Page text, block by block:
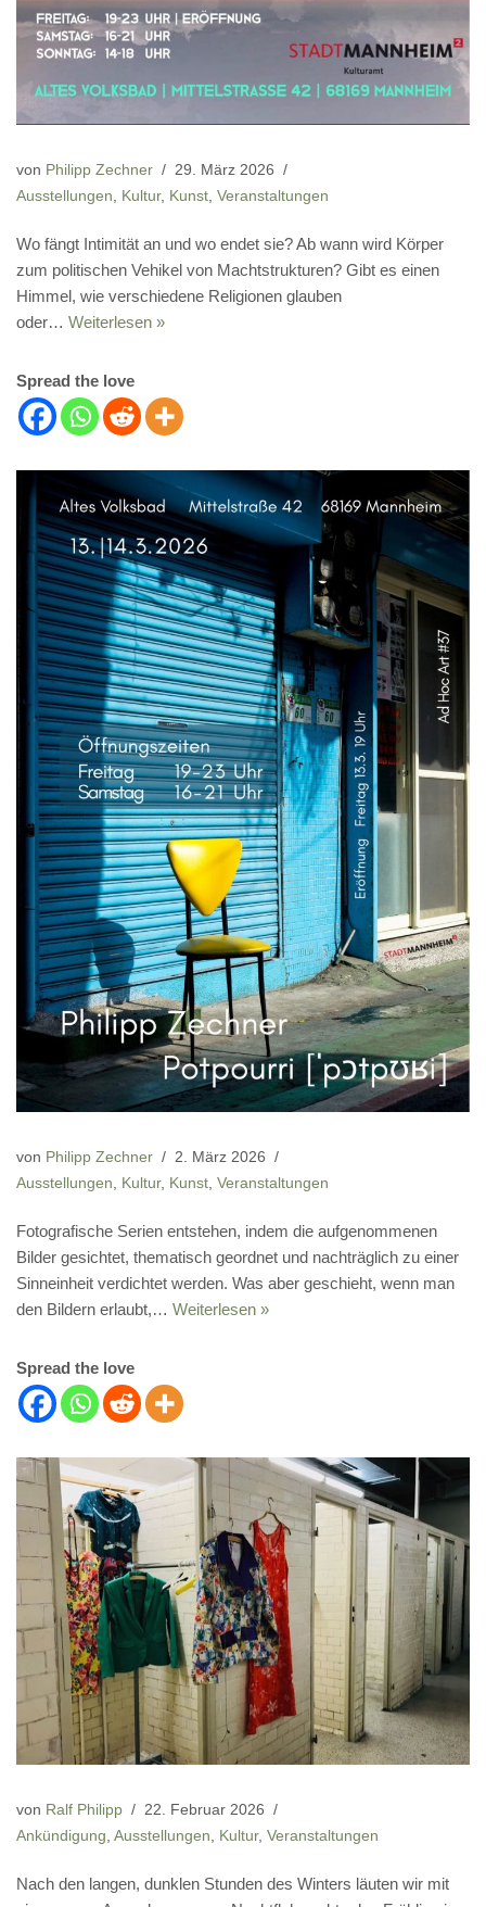
von Philipp Zechner
29. März 2026
Ausstellungen
Kultur, Kunst Veranstaltungen
Wo fängt Intimität an und wo endet sie? Ab wann wird Körper
zum politischen Vehikel von Machtstrukturen? Gibt es einen
Himmel, wie verschiedene Religionen glauben
oder… Weiterlesen »
Spread the love
von Philipp Zechner
2. März 2026
Ausstellungen
Kultur, Kunst Veranstaltungen
Fotografische Serien entstehen, indem die aufgenommenen
Bilder gesichtet, thematisch geordnet und nachträglich zu einer
Sinneinheit verdichtet werden. Was aber geschieht, wenn man
den Bildern erlaubt,… Weiterlesen »
Spread the love
von Ralf Philipp
22. Februar 2026
Ankündigung Ausstellungen Kultur, Veranstaltungen
Nach den langen, dunklen Stunden des Winters läuten wir mit